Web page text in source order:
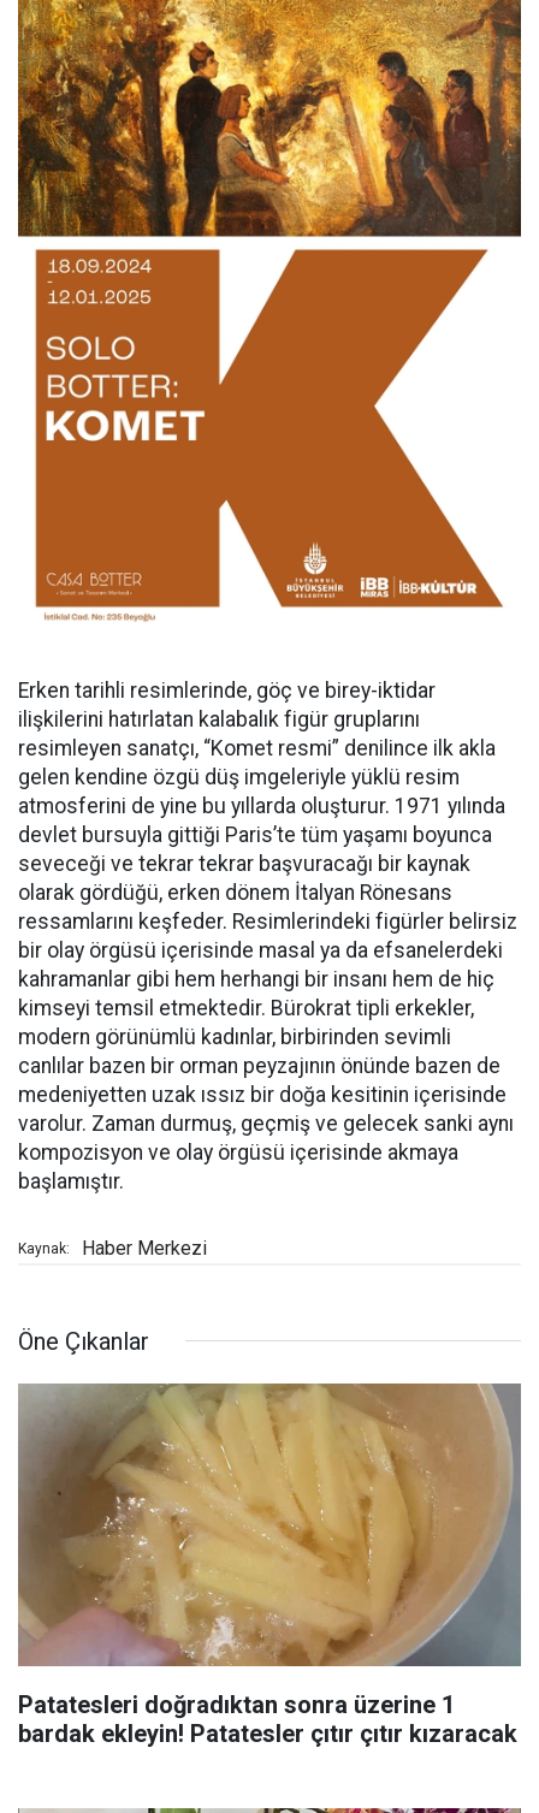
Erken tarihli resimlerinde, göç ve birey-iktidar
ilişkilerini hatırlatan kalabalık figür gruplarını
resimleyen sanatçı, “Komet resmi” denilince ilk akla
gelen kendine özgü düş imgeleriyle yüklü resim
atmosferini de yine bu yıllarda oluşturur. 1971 yılında
devlet bursuyla gittiği Paris’te tüm yaşamı boyunca
seveceği ve tekrar tekrar başvuracağı bir kaynak
olarak gördüğü, erken dönem İtalyan Rönesans
ressamlarını keşfeder. Resimlerindeki figürler belirsiz
bir olay örgüsü içerisinde masal ya da efsanelerdeki
kahramanlar gibi hem herhangi bir insanı hem de hiç
kimseyi temsil etmektedir. Bürokrat tipli erkekler,
modern görünümlü kadınlar, birbirinden sevimli
canlılar bazen bir orman peyzajının önünde bazen de
medeniyetten uzak ıssız bir doğa kesitinin içerisinde
varolur. Zaman durmuş, geçmiş ve gelecek sanki aynı
kompozisyon ve olay örgüsü içerisinde akmaya
başlamıştır.
Kaynak: Haber Merkezi
Öne Çıkanlar
Patatesleri doğradıktan sonra üzerine 1
bardak ekleyin! Patatesler çıtır çıtır kızaracak